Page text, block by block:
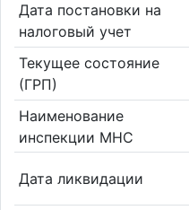
Дата постановки на
налоговый учет
Текущее состояние
(ГРП)
Наименование
инспекции МНС
Дата ликвидации